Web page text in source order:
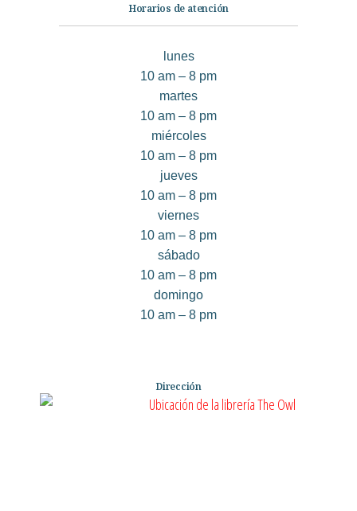
Horarios de atención
lunes
10 am – 8 pm
martes
10 am – 8 pm
miércoles
10 am – 8 pm
jueves
10 am – 8 pm
viernes
10 am – 8 pm
sábado
10 am – 8 pm
domingo
10 am – 8 pm
Dirección